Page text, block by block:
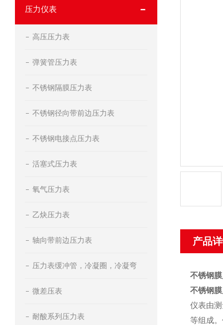
压力仪表
高压压力表
弹簧管压力表
不锈钢隔膜压力表
不锈钢径向带前边压力表
不锈钢电接点压力表
活塞式压力表
氧气压力表
乙炔压力表
轴向带前边压力表
压力表缓冲管，冷凝圈，冷凝弯
微差压表
耐酸系列压力表
产品
不锈钢
不锈钢
仪表由
等组成